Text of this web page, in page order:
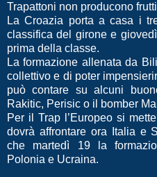
Trapattoni non producono
La Croazia porta a casa i
classifica del girone e
prima della classe.
La formazione allenata da
collettivo e di poter
può contare su alcuni
Rakitic, Perisic o il bomber
Per il Trap l’Europeo si
dovrà affrontare ora Italia e
che martedì 19 la
Polonia e Ucraina.